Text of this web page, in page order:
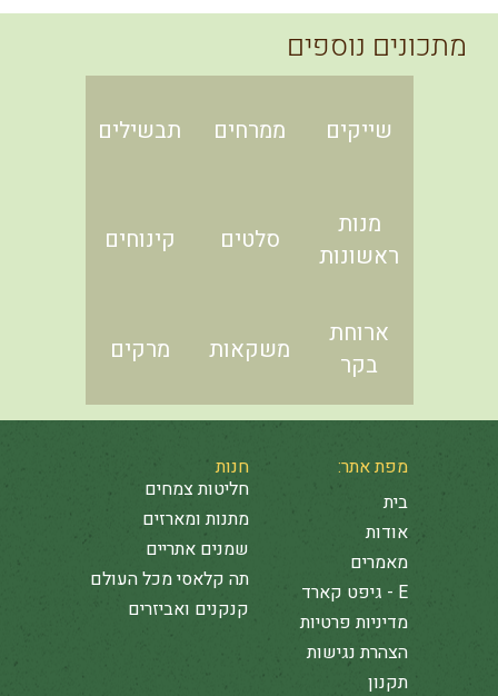
מתכונים נוספים
שייקים ממרחים תבשילים
מנות
ראשונות
סלטים קינוחים
ארוחת
בקר
משקאות מרקים
מפת אתר:
בית
אודות
מאמרים
E - גיפט קארד
מדיניות פרטיות
הצהרת נגישות
תקנון
חנות
חליטות צמחים
מתנות ומארזים
שמנים אתריים
תה קלאסי מכל העולם
קנקנים ואביזרים